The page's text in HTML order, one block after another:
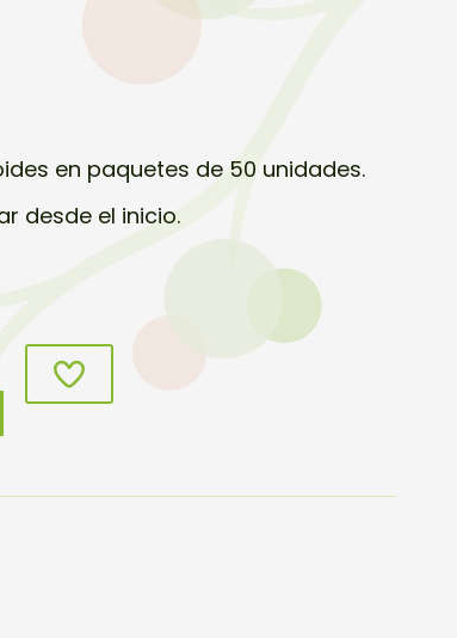
en paquetes de 50 unidades.
desde el inicio.